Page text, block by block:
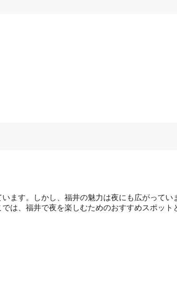
ます。しかし、福井の魅力は夜にも広がってい
は、福井で夜を楽しむためのおすすめスポット